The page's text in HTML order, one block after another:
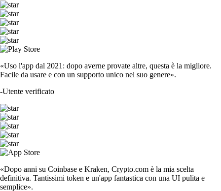
«Uso l'app dal 2021: dopo averne provate altre, questa è la migliore.
Facile da usare e con un supporto unico nel suo genere».
-Utente verificato
«Dopo anni su Coinbase e Kraken, Crypto.com è la mia scelta
definitiva. Tantissimi token e un'app fantastica con una UI pulita e
semplice».